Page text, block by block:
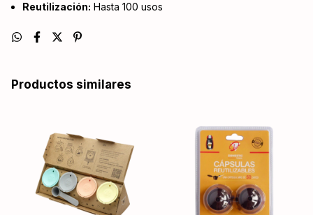
Reutilización: Hasta 100 usos
Productos similares